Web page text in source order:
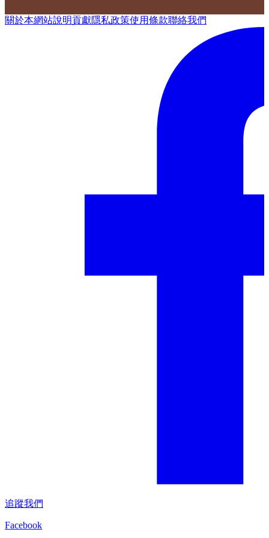
關於本網站說明貢獻隱私政策使用條款聯絡我們
追蹤我們
Facebook